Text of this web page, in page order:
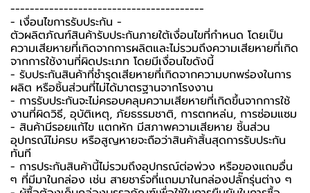
----------------------------------------
-️ เงื่อนไขการรับประกัน -️
ตัวผลิตภัณฑ์สินค้ารับประกันภายใต้เงื่อนไขที่กำหนด โดยเป็น
ความเสียหายที่เกิดจากการผลิตและไม่รวมถึงความเสียหายที่เกิด
จากการใช้งานที่ผิดประเภท โดยมีเงื่อนไขดังนี้
- รับประกันสินค้าที่ชำรุดเสียหายที่เกิดจากความบกพร่องในการ
ผลิต หรือชิ้นส่วนที่ไม่ได้มาตรฐานจากโรงงาน
- การรับประกันจะไม่ครอบคลุมความเสียหายที่เกิดขึ้นจากการใช้
งานที่ผิดวิธี, อุบัติเหตุ, ภัยธรรมชาติ, การตกหล่น, การซ่อมแซม
- สินค้ามีรอยแก้ไข แตกหัก มีสภาพความเสียหาย ชิ้นส่วน
อุปกรณ์ไม่ครบ หรือสูญหายจะถือว่าสินค้าสิ้นสุดการรับประกัน
ทันที
- การประกันสินค้านี้ไม่รวมถึงอุปกรณ์ต่อพ่วง หรือของแถมอื่น
ๆ ที่มีมาในกล่อง เช่น สายชาร์จที่แถมมาในกล่องปลั๊กรุ่นต่าง ๆ